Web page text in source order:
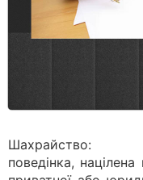
Шахрайство:
поведінка,